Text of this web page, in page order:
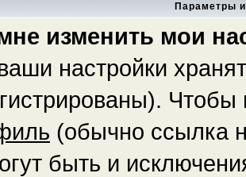
Параметры
изменить мои
настройки
Чтобы
(обычно ссылка
быть и